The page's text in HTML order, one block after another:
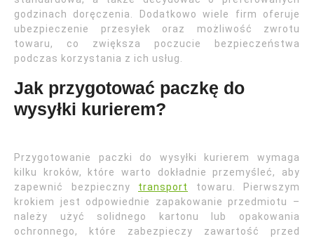
godzinach doręczenia. Dodatkowo wiele firm oferuje
ubezpieczenie przesyłek oraz możliwość zwrotu
towaru, co zwiększa poczucie bezpieczeństwa
podczas korzystania z ich usług.
Jak przygotować paczkę do
wysyłki kurierem?
Przygotowanie paczki do wysyłki kurierem wymaga
kilku kroków, które warto dokładnie przemyśleć, aby
zapewnić bezpieczny transport
towaru. Pierwszym
krokiem jest odpowiednie zapakowanie przedmiotu –
należy użyć solidnego kartonu lub opakowania
ochronnego, które zabezpieczy zawartość przed